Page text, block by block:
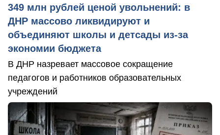
349 млн рублей ценой увольнений: в
ДНР массово ликвидируют и
объединяют школы и детсады из-за
экономии бюджета
В ДНР назревает массовое сокращение
педагогов и работников образовательных
учреждений